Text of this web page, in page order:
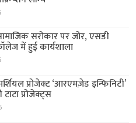
सरोकार पर जोर, एसडी
में हुई कार्यशाला
प्रोजेक्ट ‘आरएमज़ेड इन्फिनिटी’
प्रोजेक्ट्स